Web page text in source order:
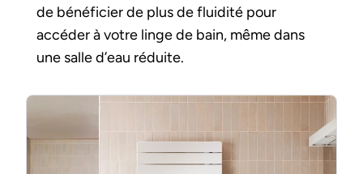
de bénéficier de plus de fluidité pour
accéder à votre linge de bain, même dans
une salle d’eau réduite.